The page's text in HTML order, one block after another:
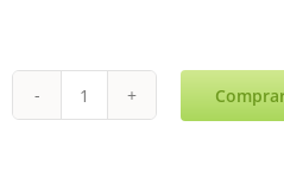
Portugal